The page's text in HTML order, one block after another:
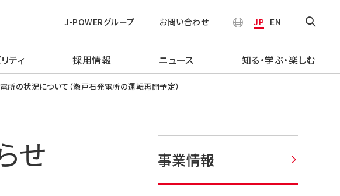
ティ 採用情報 ニュース 知る・学ぶ・楽しむ
J-POWERグループ お問い合わせ JP EN
所の状況について（瀬戸石発電所の運転再開予定）
せ 事業情報